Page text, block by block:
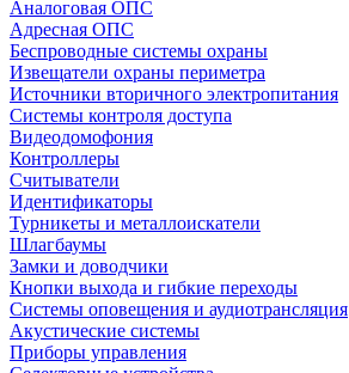
Аналоговая ОПС
Адресная ОПС
Беспроводные системы охраны
Извещатели охраны периметра
Источники вторичного электропитания
Системы контроля доступа
Видеодомофония
Контроллеры
Считыватели
Идентификаторы
Турникеты и металлоискатели
Шлагбаумы
Замки и доводчики
Кнопки выхода и гибкие переходы
Системы оповещения и аудиотрансляция
Акустические системы
Приборы управления